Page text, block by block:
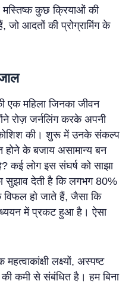
मस्तिष्क कुछ क्रियाओं की
आदतों की प्रोग्रामिंग के
एक महिला जिनका जीवन
रोज़ जर्नलिंग करके अपनी
की। शुरू में उनके संकल्प
होने के बजाय असामान्य बन
कई लोग इस संघर्ष को साझा
सुझाव देती है कि लगभग 80%
हो जाते हैं, जैसा कि
में प्रकट हुआ है। ऐसा
लक्ष्यों, अस्पष्ट
कमी से संबंधित है। हम बिना